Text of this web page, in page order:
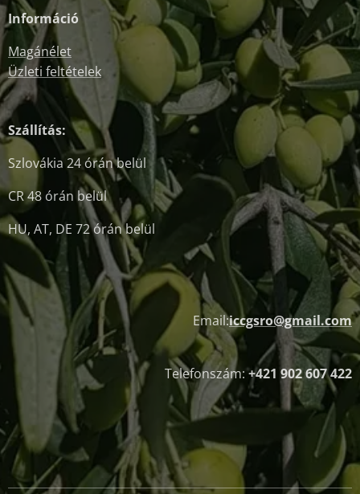
Információ
Magánélet
Üzleti feltételek
Szállítás:
Szlovákia 24 órán belül
CR 48 órán belül
HU, AT, DE 72 órán belül
Email:iccgsro@gmail.com
Telefonszám:+421 902 607 422